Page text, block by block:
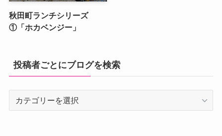
秋田町ランチシリーズ
①「ホカベンジー」
投稿者ごとにブログを検索